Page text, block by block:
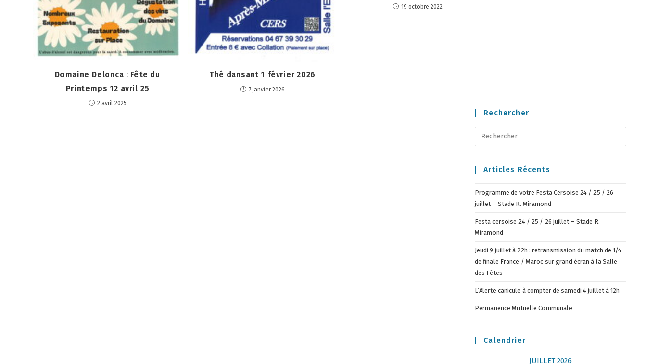
Domaine Delonca : Fête du
Printemps 12 avril 25
2 avril 2025
Thé dansant 1 février 2026
7 janvier 2026
19 octobre 2022
Rechercher
Articles Récents
Programme de votre Festa Cersoise 24 / 25 / 26
juillet – Stade R. Miramond
Festa cersoise 24 / 25 / 26 juillet – Stade R.
Miramond
Jeudi 9 juillet à 22h : retransmission du match de 1/4
de finale France / Maroc sur grand écran à la Salle
des Fêtes
L’Alerte canicule à compter de samedi 4 juillet à 12h
Permanence Mutuelle Communale
Calendrier
JUILLET 2026